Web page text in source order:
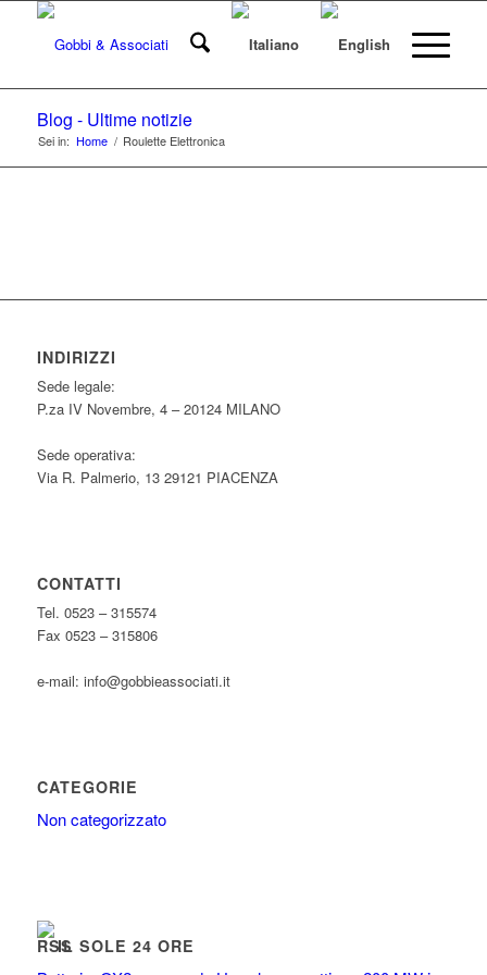
Blog - Ultime notizie
Sei in: Home / Roulette Elettronica
INDIRIZZI
Sede legale:
P.za IV Novembre, 4 – 20124 MILANO
Sede operativa:
Via R. Palmerio, 13 29121 PIACENZA
CONTATTI
Tel. 0523 – 315574
Fax 0523 – 315806
e-mail: info@gobbieassociati.it
CATEGORIE
Non categorizzato
IL SOLE 24 ORE